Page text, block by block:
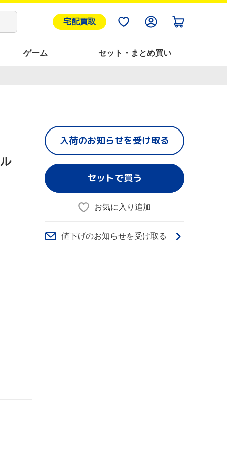
宅配買取
ゲーム セット・まとめ買い
入荷のお知らせを受け取る
セットで買う
お気に入り追加
値下げのお知らせを受け取る